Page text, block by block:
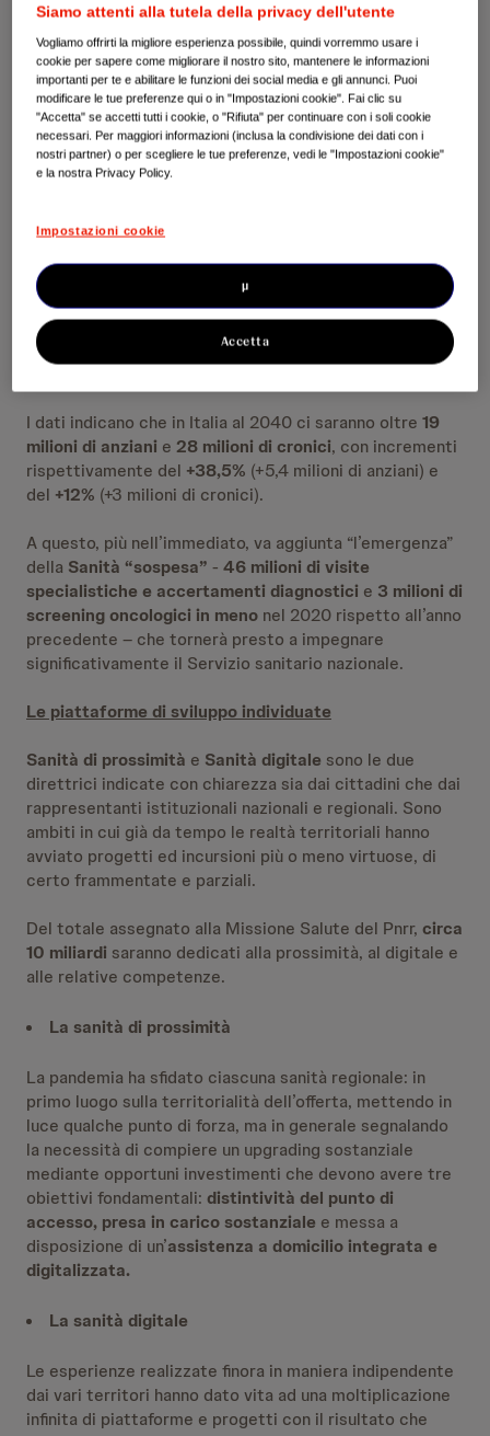
Il periodo di emergenza pandemica, infatti, ha mostrato
la centralità della Salute come bene universale e
l’importanza fondamentale del nostro Servizio Sanitario
Nazionale, mettendo però in evidenza anche diverse
aree su cui intervenire. Si apre ora l’opportunità storica
di ridefinire la Sanità del domani, con l’obbligo di
sfruttare al meglio l’iniezione di risorse economiche in
arrivo: solo nel 2020 sono stati attivati 5,6 miliardi di
disponibili.
Un Paese che invecchia ha bisogno di più Salute
Poter fronteggiare con soluzioni efficaci i tre fronti di
acuzie, cronicità ed emergenze
: è questa la sfida a cui
I dati indicano che in Italia al 2040 ci saranno oltre 19
milioni di anziani e 28 milioni di cronici, con incrementi
rispettivamente del +38,5% (+5,4 milioni di anziani) e
del +12% (+3 milioni di cronici).
A questo, più nell’immediato, va aggiunta “l’emergenza”
della Sanità “sospesa” - 46 milioni di visite
specialistiche e accertamenti diagnostici e 3 milioni di
screening oncologici in meno nel 2020 rispetto all’anno
precedente – che tornerà presto a impegnare
significativamente il Servizio sanitario nazionale.
Le piattaforme di sviluppo individuate
Sanità di prossimità e Sanità digitale sono le due
direttrici indicate con chiarezza sia dai cittadini che dai
rappresentanti istituzionali nazionali e regionali. Sono
ambiti in cui già da tempo le realtà territoriali hanno
avviato progetti ed incursioni più o meno virtuose, di
certo frammentate e parziali.
Del totale assegnato alla Missione Salute del Pnrr, circa
10 miliardi saranno dedicati alla prossimità, al digitale e
alle relative competenze.
La sanità di prossimità
La pandemia ha sfidato ciascuna sanità regionale: in
primo luogo sulla territorialità dell’offerta, mettendo in
luce qualche punto di forza, ma in generale segnalando
la necessità di compiere un upgrading sostanziale
mediante opportuni investimenti che devono avere tre
obiettivi fondamentali: distintività del punto di
accesso, presa in carico sostanziale e messa a
disposizione di un’assistenza a domicilio integrata e
digitalizzata.
La sanità digitale
Le esperienze realizzate finora in maniera indipendente
dai vari territori hanno dato vita ad una moltiplicazione
infinita di piattaforme e progetti con il risultato che
Siamo attenti alla tutela della privacy dell'utente
Vogliamo offrirti la migliore esperienza possibile, quindi vorremmo usare i
cookie per sapere come migliorare il nostro sito, mantenere le informazioni
importanti per te e abilitare le funzioni dei social media e gli annunci. Puoi
modificare le tue preferenze qui o in "Impostazioni cookie". Fai clic su
"Accetta" se accetti tutti i cookie, o "Rifiuta" per continuare con i soli cookie
necessari. Per maggiori informazioni (inclusa la condivisione dei dati con i
nostri partner) o per scegliere le tue preferenze, vedi le "Impostazioni cookie"
e la nostra Privacy Policy.
Impostazioni cookie
µ
Accetta